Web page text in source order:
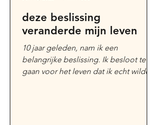
deze beslissing
veranderde mijn leven
10 jaar geleden, nam ik een
belangrijke beslissing. Ik besloot te
gaan voor het leven dat ik echt wilde